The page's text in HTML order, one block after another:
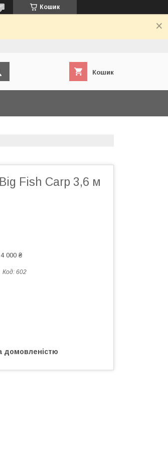
Кошик
Кошик
Fish Carp 3,6 м
000 ₴
Код: 602
домовленістю